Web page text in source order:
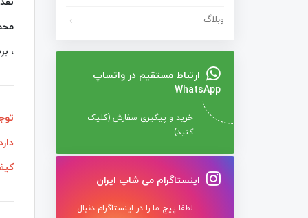
وبلاگ
ارتباط مستقیم در واتساپ
WhatsApp
خرید و پیگیری سفارش (کلیک
کنید)
اینستاگرام می شاپ ایران
لطفا پیج ما را در اینستاگرام دنبال
،